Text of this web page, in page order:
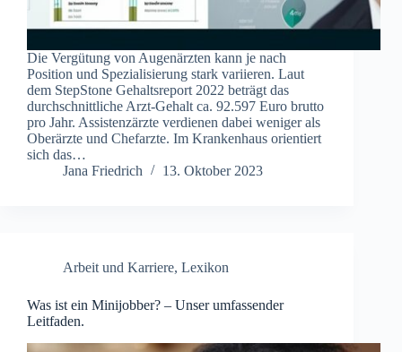
Die Vergütung von Augenärzten kann je nach
Position und Spezialisierung stark variieren. Laut
dem StepStone Gehaltsreport 2022 beträgt das
durchschnittliche Arzt-Gehalt ca. 92.597 Euro brutto
pro Jahr. Assistenzärzte verdienen dabei weniger als
Oberärzte und Chefarzte. Im Krankenhaus orientiert
sich das…
Jana Friedrich
13. Oktober 2023
Arbeit und Karriere, Lexikon
Was ist ein Minijobber? – Unser umfassender
Leitfaden.